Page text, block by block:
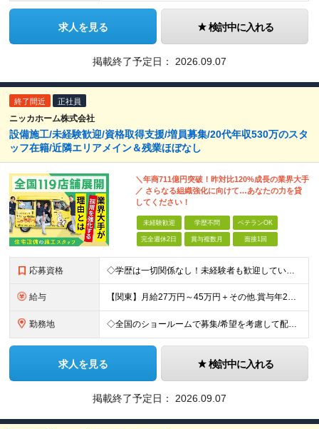
求人を見る 検討中に入れる
掲載終了予定日： 2026.09.07
終了間近 正社員
ニッカホーム株式会社
設備施工/未経験歓迎/資格取得支援/増員募集/20代年収530万のスタ
ッフ在籍/近隣エリアメイン＆残業ほぼなし
＼年商711億円突破！昨対比120%成長の業界大手
／ さらなる組織強化に向けて…あなたの力を貸
してください！
未経験歓迎 学歴不問 ベテランOK
完全週休2日 賞与複数月 面接1回
応募資格 ◇学歴は一切関係なし！未経験者も歓迎しています ◇30歳以下の方/普通自動車免許（AT限定可） ＼必須条件／ ・30歳以下の方（長期勤続によるキャリア形成のため） ・要普通免許（AT限定可） ＼募
給与 【関東】月給27万円～45万円＋その他.賞与年2回 【その他の地域】月給25万円～45万円＋その他.賞与年2回 ◆資格・能力等に応じて、それ以上の額からのスタートもあり！ 普免以外の資格やスキルがあ
勤務地 ◇全国のショールームで募集/希望を考慮して配属 ◇北海道/東北/関東/中部/近畿/中国・四国/九州 募集エリア ￣￣￣￣￣￣￣￣￣￣￣￣￣￣ ▽北海道エリア 北海道 ▽東北エリア 宮城県、福島県
求人を見る 検討中に入れる
掲載終了予定日： 2026.09.07